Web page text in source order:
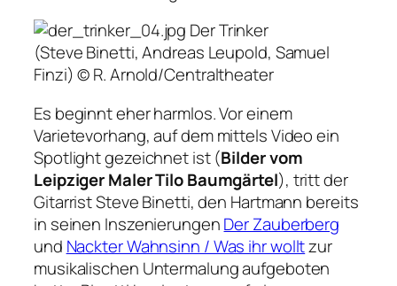
Der Trinker
(Steve Binetti, Andreas Leupold, Samuel
Finzi)© R. Arnold/Centraltheater
Es beginnt eher harmlos. Vor einem
Varietevorhang, auf dem mittels Video ein
Spotlight gezeichnet ist (Bilder vom
Leipziger Maler Tilo Baumgärtel), tritt der
Gitarrist Steve Binetti, den Hartmann bereits
in seinen InszenierungenDer Zauberberg
und Nackter Wahnsinn / Was ihr wolltzur
musikalischen Untermalung aufgeboten